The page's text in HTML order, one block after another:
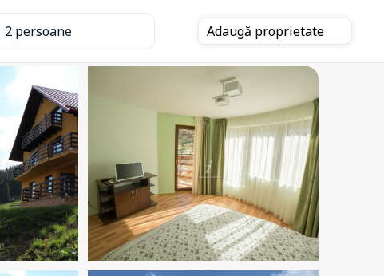
2 persoane Adaugă proprietate